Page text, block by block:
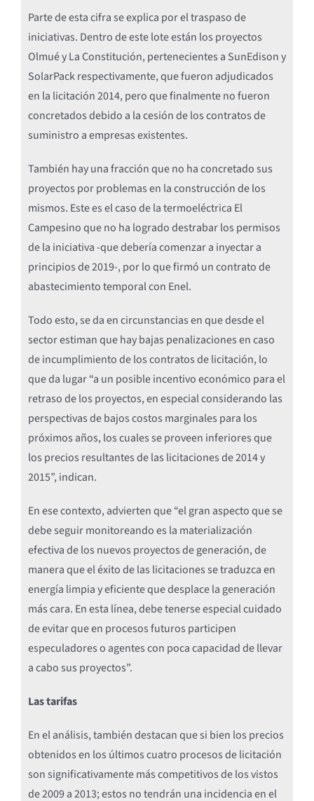
Parte de esta cifra se explica por el traspaso de
iniciativas. Dentro de este lote están los proyectos
Olmué y La Constitución, pertenecientes a SunEdison y
SolarPack respectivamente, que fueron adjudicados
en la licitación 2014, pero que finalmente no fueron
concretados debido a la cesión de los contratos de
suministro a empresas existentes.
También hay una fracción que no ha concretado sus
proyectos por problemas en la construcción de los
mismos. Este es el caso de la termoeléctrica El
Campesino que no ha logrado destrabar los permisos
de la iniciativa -que debería comenzar a inyectar a
principios de 2019-, por lo que firmó un contrato de
abastecimiento temporal con Enel.
Todo esto, se da en circunstancias en que desde el
sector estiman que hay bajas penalizaciones en caso
de incumplimiento de los contratos de licitación, lo
que da lugar “a un posible incentivo económico para el
retraso de los proyectos, en especial considerando las
perspectivas de bajos costos marginales para los
próximos años, los cuales se proveen inferiores que
los precios resultantes de las licitaciones de 2014 y
2015”, indican.
En ese contexto, advierten que “el gran aspecto que se
debe seguir monitoreando es la materialización
efectiva de los nuevos proyectos de generación, de
manera que el éxito de las licitaciones se traduzca en
energía limpia y eficiente que desplace la generación
más cara. En esta línea, debe tenerse especial cuidado
de evitar que en procesos futuros participen
especuladores o agentes con poca capacidad de llevar
a cabo sus proyectos”.
Las tarifas
En el análisis, también destacan que si bien los precios
obtenidos en los últimos cuatro procesos de licitación
son significativamente más competitivos de los vistos
de 2009 a 2013; estos no tendrán una incidencia en el